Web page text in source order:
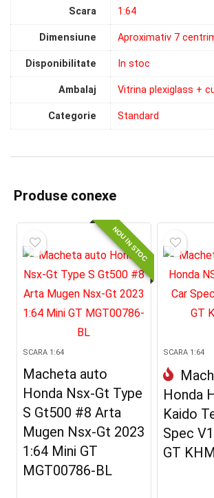
Scara 1:64
Dimensiune Aproximativ 7
Disponibilitate In stoc
Ambalaj Vitrina plexiglass +
Categorie Standard
Produse conexe
NOU IN STOC
SCARA 1:64
Macheta auto
Honda Nsx-Gt Type
S Gt500 #8 Arta
Mugen Nsx-Gt 2023
1:64 Mini GT
MGT00786-BL
SCARA 1:64
Honda
Kaido
Spec
GT